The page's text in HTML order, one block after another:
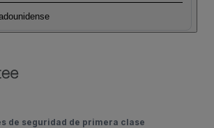
de seguridad de primera clase